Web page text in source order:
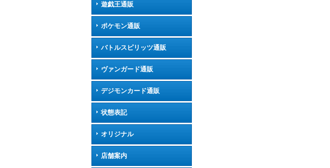
遊戯王通販
ポケモン通販
バトルスピリッツ通販
ヴァンガード通販
デジモンカード通販
状態表記
オリジナル
店舗案内